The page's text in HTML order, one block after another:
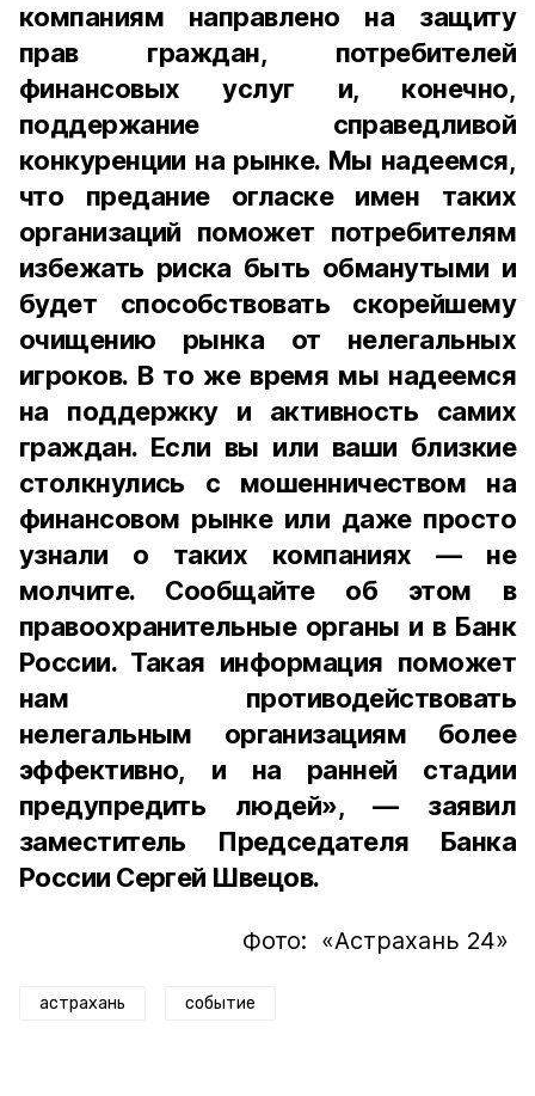
компаниям направлено на защиту
прав граждан, потребителей
финансовых услуг и, конечно,
поддержание справедливой
конкуренции на рынке. Мы надеемся,
что предание огласке имен таких
организаций поможет потребителям
избежать риска быть обманутыми и
будет способствовать скорейшему
очищению рынка от нелегальных
игроков. В то же время мы надеемся
на поддержку и активность самих
граждан. Если вы или ваши близкие
столкнулись с мошенничеством на
финансовом рынке или даже просто
узнали о таких компаниях — не
молчите. Сообщайте об этом в
правоохранительные органы и в Банк
России. Такая информация поможет
нам противодействовать
нелегальным организациям более
эффективно, и на ранней стадии
предупредить людей», — заявил
заместитель Председателя Банка
России Сергей Швецов.
Фото: «Астрахань 24»
астрахань событие